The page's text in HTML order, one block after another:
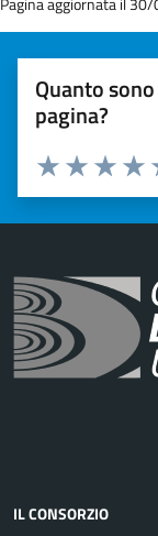
Quanto
pagina?
Valuta
Valuta 2
Valuta 1 stelle
IL CONSORZIO